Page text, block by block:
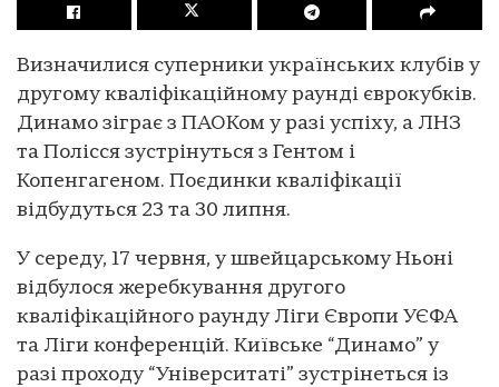
Визначилися суперники українських клубів у
другому кваліфікаційному раунді єврокубків.
Динамо зіграє з ПАОКом у разі успіху, а ЛНЗ
та Полісся зустрінуться з Гентом і
Копенгагеном. Поєдинки кваліфікації
відбудуться 23 та 30 липня.
У середу, 17 червня, у швейцарському Ньоні
відбулося жеребкування другого
кваліфікаційного раунду Ліги Європи УЄФА
та Ліги конференцій. Київське “Динамо” у
разі проходу “Університаті” зустрінеться із